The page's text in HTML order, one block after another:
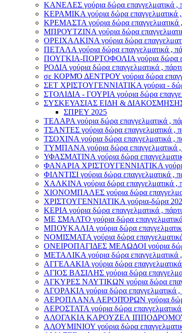
ΚΑΝΕΛΕΣ γούρια δώρα επαγγελματικά ,
ΚΕΡΑΜΙΚΑ γούρια δώρα επαγγελματικά ,
ΚΡΕΜΑΣΤΑ γούρια δώρα επαγγελματικά ,
ΜΠΡΟΥΤΖΙΝΑ γούρια δώρα
ΟΡΕΙΧΑΛΚΙΝΑ γούρια δώρα
ΠΕΤΑΛΑ γούρια δώρα επαγγελματικά ,
ΠΟΥΓΚΙΑ-ΠΟΡΤΟΦΟΛΙΑ γούρια δώρα
ΡΟΔΙΑ γούρια δώρα επαγγελματικά ,
σε ΚΟΡΜΌ ΔΕΝΤΡΟΥ γούρια δώρα
ΣΕΤ ΧΡΙΣΤΟΥΓΕΝΝΙΑΤΙΚΑ γούρια -
ΣΤΟΛΙΔΙΑ - ΓΟΥΡΙΑ γούρια δώρα
ΣΥΣΚΕΥΑΣΙΑΣ ΕΙΔΗ &
ΣΠΡΕΥ 2025
ΤΕΛΑΡΑ γούρια δώρα επαγγελματικά ,
ΤΣΑΝΤΕΣ γούρια δώρα επαγγελματικά ,
ΤΣΟΧΙΝΑ γούρια δώρα επαγγελματικά ,
ΤΥΜΠΑΝΑ γούρια δώρα επαγγελματικά ,
ΥΦΑΣΜΑΤΙΝΑ γούρια δώρα
ΦΑΝΑΡΙΑ ΧΡΙΣΤΟΥΓΕΝΝΙΑΤΙΚΑ γούρια
ΦΙΛΝΤΙΣΙ γούρια δώρα επαγγελματικά ,
ΧΑΛΚΙΝΑ γούρια δώρα επαγγελματικά ,
ΧΙΟΝΟΜΠΑΛΕΣ γούρια δώρα
ΧΡΙΣΤΟΥΓΕΝΝΙΑΤΙΚΑ γούρια-δώρα
ΚΕΡΙΑ γούρια δώρα επαγγελματικά ,
ΜΕ ΣΜΑΛΤΟ γούρια δώρα επαγγελματικά
ΜΠΟΥΚΑΛΙΑ γούρια δώρα επαγγελματικά
ΝΟΜΙΣΜΑΤΑ γούρια δώρα επαγγελματικά
ΟΝΕΙΡΟΠΑΓΙΔΕΣ ΜΕΛΩΔΟΙ γούρια δώρα
ΜΕΤΑΛΙΚΑ γούρια δώρα επαγγελματικά ,
ΑΓΓΕΛΑΚΙΑ γούρια δώρα επαγγελματικά
ΑΓΙΟΣ ΒΑΣΙΛΗΣ γούρια δώρα
ΑΓΚΥΡΕΣ ΝΑΥΤΙΚΩΝ γούρια δώρα
ΑΓΟΡΑΚΙΑ γούρια δώρα επαγγελματικά ,
ΑΕΡΟΠΛΑΝΑ ΑΕΡΟΠΌΡΩΝ γούρια δώρα
ΑΕΡΟΣΤΑΤΑ γούρια δώρα επαγγελματικά
ΑΛΟΓΑΚΙΑ ΚΑΡΟΥΖΕΛ ΙΠΠΟΔΡΟΜΟΥ
ΑΛΟΥΜΙΝΙΟΥ γούρια δώρα